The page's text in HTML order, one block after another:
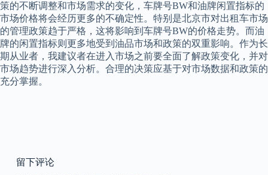
策的不断调整和市场需求的变化，车牌号BW和油牌闲置指标的
市场价格将会经历更多的不确定性。特别是北京市对出租车市场
的管理政策趋于严格，这将影响到车牌号BW的价格走势。而油
牌的闲置指标则更多地受到油品市场和政策的双重影响。作为长
期从业者，我建议者在进入市场之前要全面了解政策变化，并对
市场趋势进行深入分析。合理的决策应基于对市场数据和政策的
充分掌握。
留下评论